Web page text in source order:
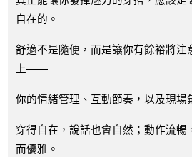
自在的。
舒適不是隨便，而是讓你有餘裕將注
上——
你的情緒管理、互動節奏，以及現場
穿得自在，說話也會自然；動作流暢
而優雅。